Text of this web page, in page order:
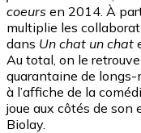
coeurs en 2014. À
multiplie les
dans Un chat un chat
Au total, on le
quarantaine de longs-
à l’affiche de la
joue aux côtés de
Biolay.